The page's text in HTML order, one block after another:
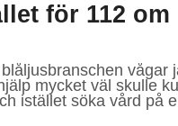
för 112
vågar
mycket väl skulle
istället söka vård på